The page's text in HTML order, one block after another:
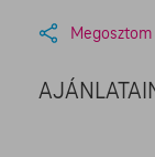
Megosztom